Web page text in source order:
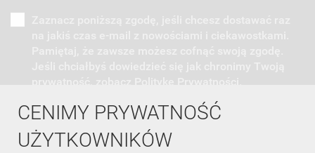
CENIMY PRYWATNOŚĆ
UŻYTKOWNIKÓW